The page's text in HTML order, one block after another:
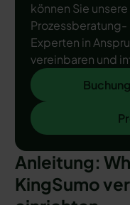
können Sie
Prozessberatung-
Experten in
vereinbaren und
Buchungtermin
Preise ansehen
Anleitung:
KingSumo